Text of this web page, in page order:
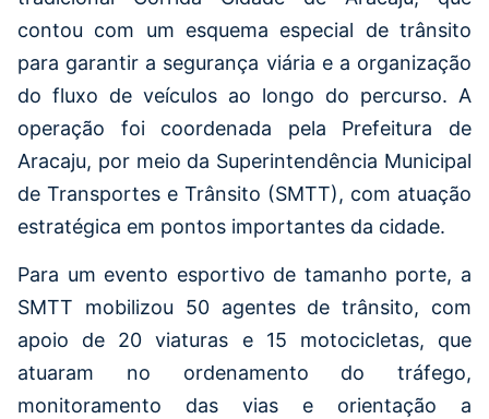
contou com um esquema especial de trânsito
para garantir a segurança viária e a organização
do fluxo de veículos ao longo do percurso. A
operação foi coordenada pela Prefeitura de
Aracaju, por meio da Superintendência Municipal
de Transportes e Trânsito (SMTT), com atuação
estratégica em pontos importantes da cidade.
Para um evento esportivo de tamanho porte, a
SMTT mobilizou 50 agentes de trânsito, com
apoio de 20 viaturas e 15 motocicletas, que
atuaram no ordenamento do tráfego,
monitoramento das vias e orientação a